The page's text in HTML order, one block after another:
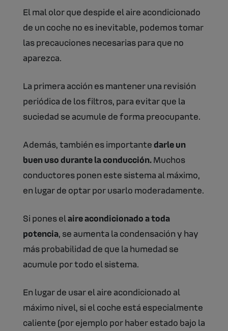
El mal olor que despide el aire acondicionado
de un coche no es inevitable, podemos tomar
las precauciones necesarias para que no
aparezca.
La primera acción es mantener una revisión
periódica de los filtros, para evitar que la
suciedad se acumule de forma preocupante.
Además, también es importantedarle un
buen uso durante la conducción.Muchos
conductores ponen este sistema al máximo,
en lugar de optar por usarlo moderadamente.
Si pones elaire acondicionado a toda
potencia, se aumenta la condensación y hay
más probabilidad de que la humedad se
acumule por todo el sistema.
En lugar de usar el aire acondicionado al
máximo nivel, si el coche está especialmente
caliente (por ejemplo por haber estado bajo la